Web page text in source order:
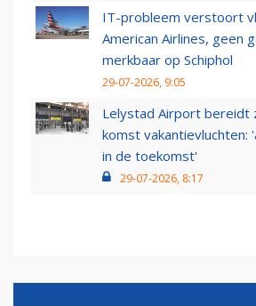
IT-probleem verstoort
American Airlines, geen
merkbaar op Schiphol
29-07-2026, 9:05
Lelystad Airport bereidt
komst vakantievluchten:
in de toekomst'
29-07-2026, 8:17